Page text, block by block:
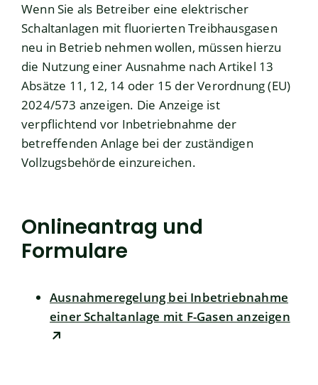
Wenn Sie als Betreiber eine elektrischer
Schaltanlagen mit fluorierten Treibhausgasen
neu in Betrieb nehmen wollen, müssen hierzu
die Nutzung einer Ausnahme nach Artikel 13
Absätze 11, 12, 14 oder 15 der Verordnung (EU)
2024/573 anzeigen. Die Anzeige ist
verpflichtend vor Inbetriebnahme der
betreffenden Anlage bei der zuständigen
Vollzugsbehörde einzureichen.
Onlineantrag und
Formulare
Ausnahmeregelung bei Inbetriebnahme
einer Schaltanlage mit F-Gasen anzeigen